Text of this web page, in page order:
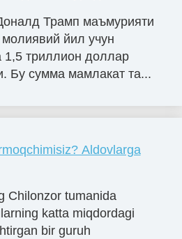
Трамп маъмурияти
йил учун
1,5 триллион доллар
Бу сумма мамлакат та...
Aldovlarga
Chilonzor tumanida
katta miqdordagi
bir guruh